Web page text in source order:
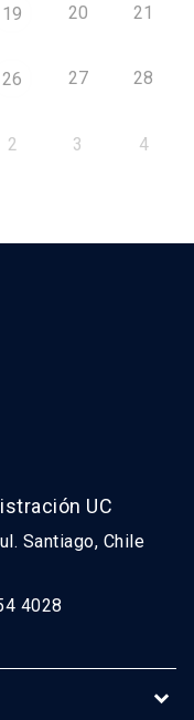
19 20 21
26 27 28
2 3 4
UC
Santiago, Chile
4028